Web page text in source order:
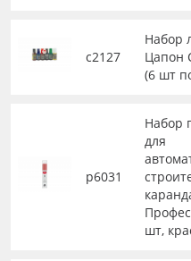
с2127
Набор
Цапон
(6 шт
р6031
Набор
для
шт,